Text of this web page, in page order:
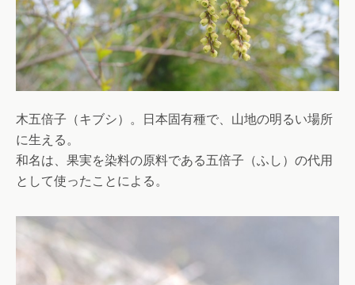
木五倍子（キブシ）。日本固有種で、山地の明るい場所
に生える。
和名は、果実を染料の原料である五倍子（ふし）の代用
として使ったことによる。